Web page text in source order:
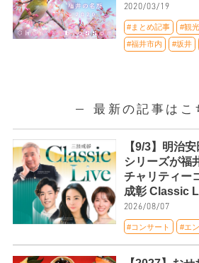
2020/03/19
#まとめ記事 #観光
#福井市内 #坂井
最新の記事はこ
【9/3】明治
シリーズが福
チャリティー
成彰 Classic
2026/08/07
#コンサート #エ